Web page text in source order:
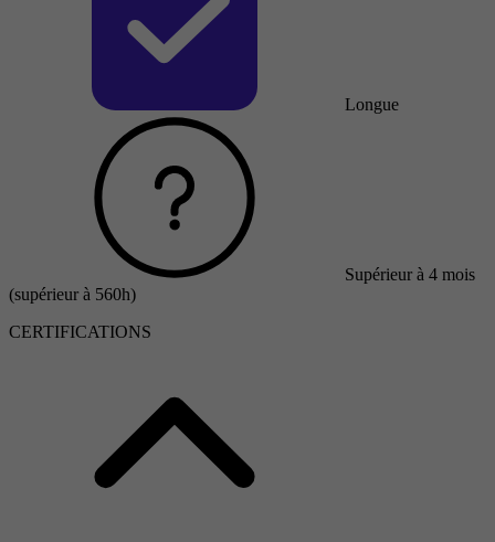
Longue
Supérieur à 4 mois
(supérieur à 560h)
CERTIFICATIONS